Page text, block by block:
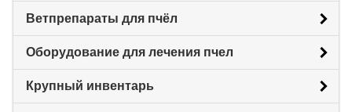
Ветпрепараты для пчёл
Оборудование для лечения пчел
Крупный инвентарь